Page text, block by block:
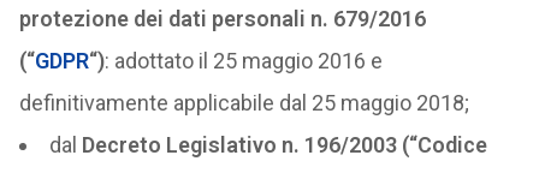
protezione dei dati personali n. 679/2016
(“GDPR“): adottato il 25 maggio 2016 e
definitivamente applicabile dal 25 maggio 2018;
dal Decreto Legislativo n. 196/2003 (“Codice